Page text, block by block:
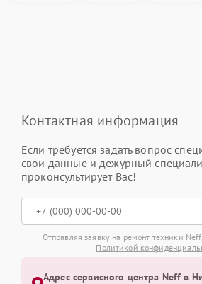
Контактная информация
Если требуется задать вопрос
свои данные и дежурный
проконсультирует Вас!
Отправляя заявку на ремонт техники
Политикой
Адрес сервисного центра Neff в